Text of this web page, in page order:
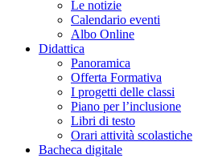
Le notizie
Calendario eventi
Albo Online
Didattica
Panoramica
Offerta Formativa
I progetti delle classi
Piano per l’inclusione
Libri di testo
Orari attività scolastiche
Bacheca digitale